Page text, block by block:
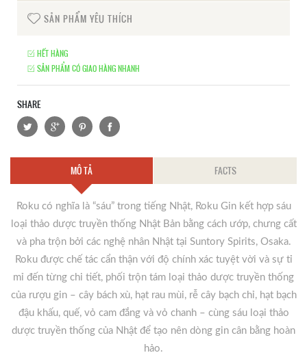
SẢN PHẨM YÊU THÍCH
HẾT HÀNG
SẢN PHẨM CÓ GIAO HÀNG NHANH
SHARE
MÔ TẢ FACTS
Roku có nghĩa là “sáu” trong tiếng Nhật, Roku Gin kết hợp sáu
loại thảo dược truyền thống Nhật Bản bằng cách ướp, chưng cất
và pha trộn bởi các nghệ nhân Nhật tại Suntory Spirits, Osaka.
Roku được chế tác cẩn thận với độ chính xác tuyệt vời và sự tỉ
mỉ đến từng chi tiết, phối trộn tám loại thảo dược truyền thống
của rượu gin – cây bách xù, hạt rau mùi, rễ cây bạch chỉ, hạt bạch
đậu khấu, quế, vỏ cam đắng và vỏ chanh – cùng sáu loại thảo
dược truyền thống của Nhật để tạo nên dòng gin cân bằng hoàn
hảo.